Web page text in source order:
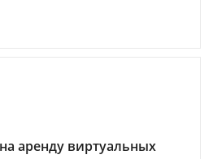
аренду виртуальных